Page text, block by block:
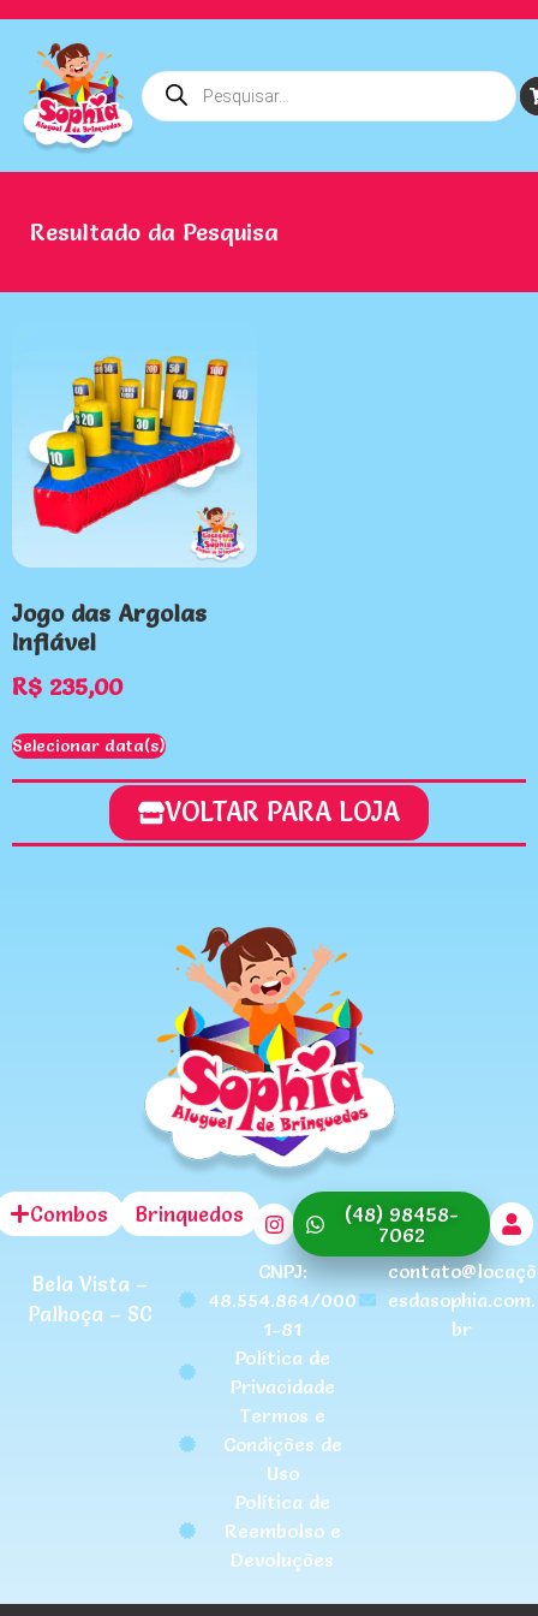
Resultado da Pesquisa
Jogo das Argolas
Inflável
R$ 235,00
Selecionar data(s)
VOLTAR PARA LOJA
Combos Brinquedos
(48) 98458-
7062
Bela Vista –
Palhoça – SC
CNPJ:
48.554.864/000
1-81
Política de
Privacidade
Termos e
Condições de
Uso
Política de
Reembolso e
Devoluções
contato@locaçõ
esdasophia.com.
br